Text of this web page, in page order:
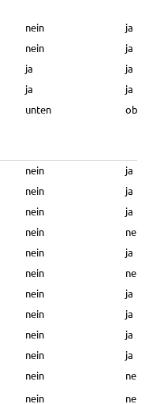
nein
ja
nein
ja
ja
ja
ja
ja
unten oben
nein
ja
nein
ja
nein
ja
nein
nein
nein
ja
nein
nein
nein
ja
nein
ja
nein
ja
nein
ja
nein nein
nein nein